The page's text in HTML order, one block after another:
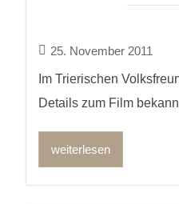
25. November 2011
Im Trierischen
Details zum Film
weiterlesen